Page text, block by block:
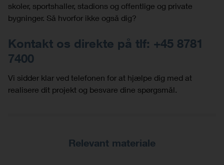
skoler, sportshaller, stadions og offentlige og private
bygninger. Så hvorfor ikke også dig?
Kontakt os direkte på tlf: +45 8781
7400
Vi sidder klar ved telefonen for at hjælpe dig med at
realisere dit projekt og besvare dine spørgsmål.
Relevant materiale